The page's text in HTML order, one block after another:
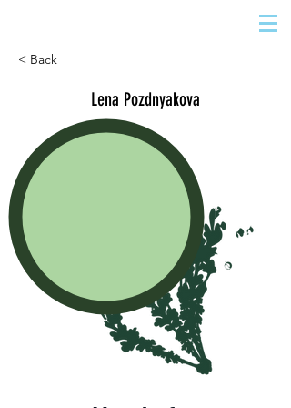
< Back
Lena Pozdnyakova